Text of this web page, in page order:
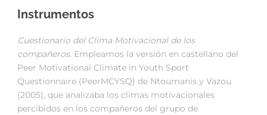
Instrumentos
Cuestionario del Clima Motivacional de los
compañeros. Empleamos la versión en castellano del
Peer Motivational Climate in Youth Sport
Questionnaire (PeerMCYSQ) de Ntoumanis y Vazou
(2005), que analizaba los climas motivacionales
percibidos en los compañeros del grupo de